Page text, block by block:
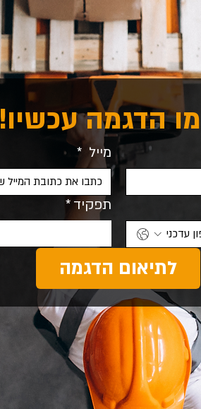
הדגמה עכשיו!
מייל *
תפקיד *
לתיאום הדגמה